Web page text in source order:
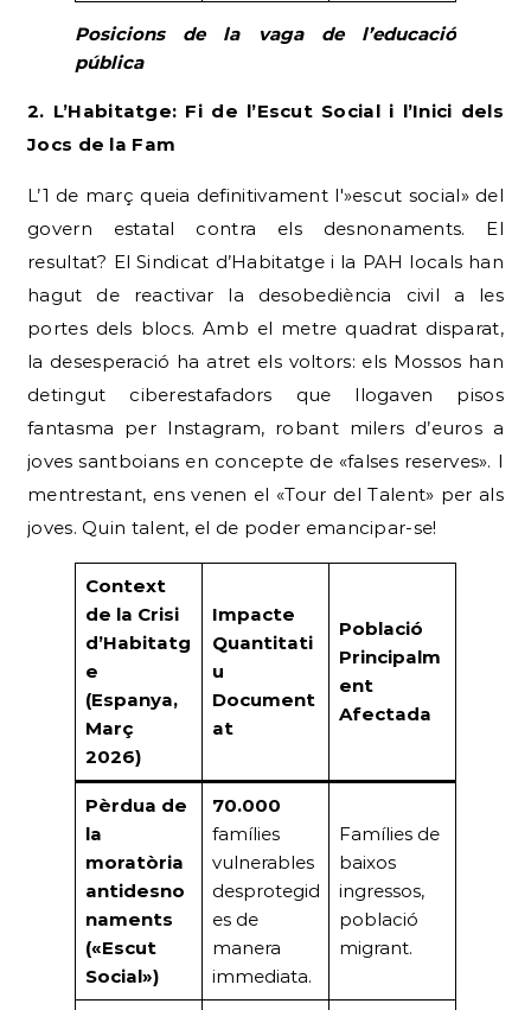
Posicions de la vaga de l’educació
pública
2. L’Habitatge: Fi de l’Escut Social i l’Inici dels
Jocs de la Fam
L’1 de març queia definitivament l'»escut social» del
govern estatal contra els desnonaments. El
resultat? El Sindicat d’Habitatge i la PAH locals han
hagut de reactivar la desobediència civil a les
portes dels blocs. Amb el metre quadrat disparat,
la desesperació ha atret els voltors: els Mossos han
detingut ciberestafadors que llogaven pisos
fantasma per Instagram, robant milers d’euros a
joves santboians en concepte de «falses reserves». I
mentrestant, ens venen el «Tour del Talent» per als
joves. Quin talent, el de poder emancipar-se!
Context
de la Crisi
d’Habitatg
e
(Espanya,
Març
2026)
Impacte
Quantitati
u
Document
at
Població
Principalm
ent
Afectada
Pèrdua de
la
moratòria
antidesno
naments
(«Escut
Social»)
70.000
famílies
vulnerables
desprotegid
es de
manera
immediata.
Famílies de
baixos
ingressos,
població
migrant.